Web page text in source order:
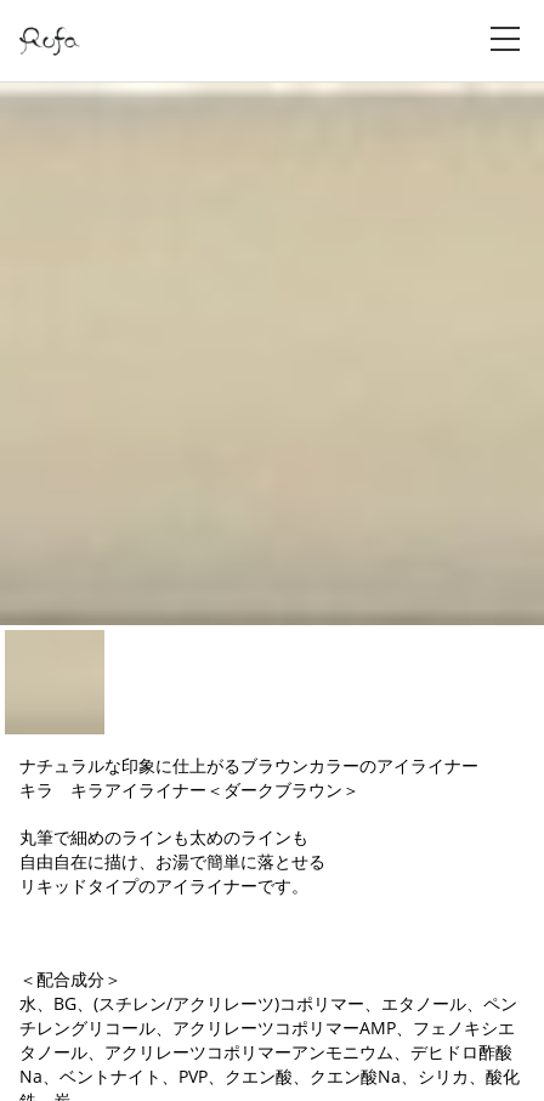
ナチュラルな印象に仕上がるブラウンカラーのアイライナー
キラ キラアイライナー＜ダークブラウン＞
丸筆で細めのラインも太めのラインも
自由自在に描け、お湯で簡単に落とせる
リキッドタイプのアイライナーです。
＜配合成分＞
水、BG、(スチレン/アクリレーツ)コポリマー、エタノール、ペン
チレングリコール、アクリレーツコポリマーAMP、フェノキシエ
タノール、アクリレーツコポリマーアンモニウム、デヒドロ酢酸
Na、ベントナイト、PVP、クエン酸、クエン酸Na、シリカ、酸化